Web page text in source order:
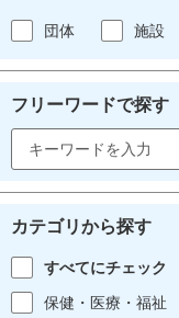
団体 施設
フリーワードで探す
カテゴリから探す
すべてにチェック
保健・医療・福祉